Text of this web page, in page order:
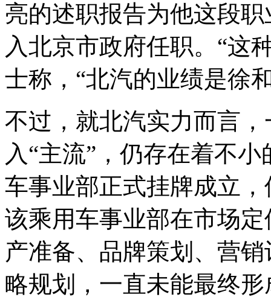
亮的述职报告为他这段
入北京市政府任职。“这
士称，“北汽的业绩是徐
不过，就北汽实力而言
入“主流”，仍存在着不
车事业部正式挂牌成立
该乘用车事业部在市场
产准备、品牌策划、营
略规划，一直未能最终